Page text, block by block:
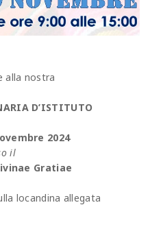
alla nostra
D’ISTITUTO
2024
il
Gratiae
locandina allegata